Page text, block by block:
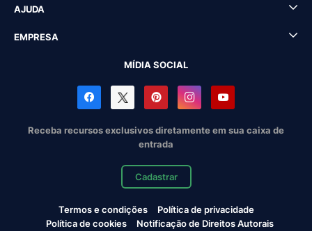
AJUDA
EMPRESA
MÍDIA SOCIAL
Receba recursos exclusivos diretamente em sua caixa de
entrada
Cadastrar
Termos e condições
Política de privacidade
Política de cookies
Notificação de Direitos Autorais